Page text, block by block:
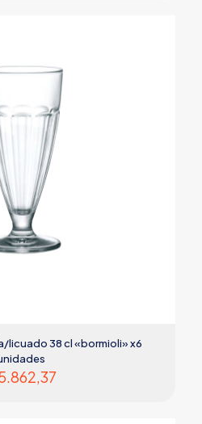
licuado 38 cl «bormioli» x6